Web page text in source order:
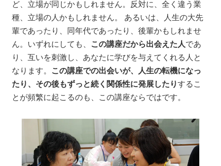
ど、立場が同じかもしれません。反対に、全く違う業
種、立場の人かもしれません。 あるいは、人生の大先
輩であったり、同年代であったり、後輩かもしれませ
ん。いずれにしても、 この講座だから出会えた人であ
り、互いを刺激し、あなたに学びを与えてくれる人と
なります。
この講座での出会いが、人生の転機になっ
たり、その後もずっと続く関係性に発展したりするこ
とが頻繁に起こるのも、この講座ならではです。